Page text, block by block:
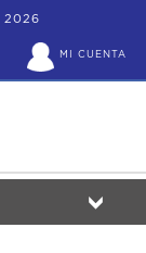
2026
MI CUENTA